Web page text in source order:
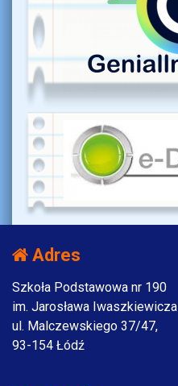
Adres
Szkoła Podstawowa nr 190
im. Jarosława Iwaszkiewicza
ul. Malczewskiego 37/47,
93-154 Łódź